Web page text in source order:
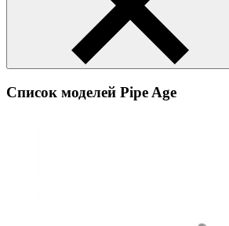
Список моделей Pipe Age